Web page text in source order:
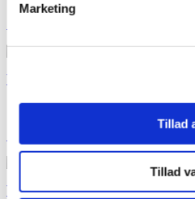
Marketing
Tillad
Tillad
Træn ord om emnet.
Træn sætninger om emnet.